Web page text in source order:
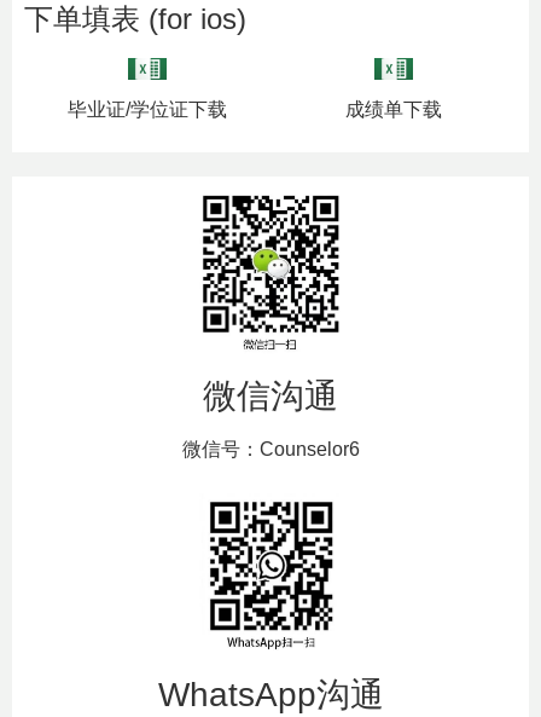
下单填表 (for ios)
毕业证/学位证下载 成绩单下载
微信沟通
微信号：Counselor6
WhatsApp沟通